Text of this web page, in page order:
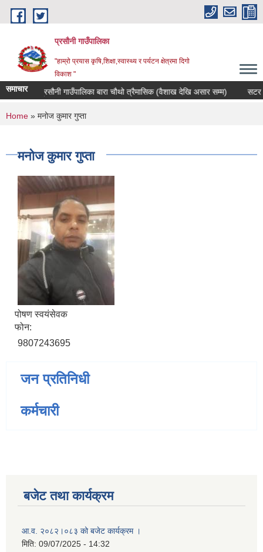
Skip to main content
प्रसौनी गाउँपालिका
"हाम्रो प्रयास कृषि,शिक्षा,स्वास्थ्य र पर्यटन क्षेत्रमा दिगाे
विकाश "
समाचार
प्रकाशन प्रसौनी गाउँपालिका बारा चौथो त्रैमासिक (वैशाख देखि असार सम्म) सटर
You are here
Home » मनोज कुमार गुप्ता
मनोज कुमार गुप्ता
पोषण स्वयंसेवक
फोन:
9807243695
जन प्रतिनिधी
कर्मचारी
बजेट तथा कार्यक्रम
आ.व. २०८२।०८३ को बजेट कार्यक्रम ।
मिति: 09/07/2025 - 14:32